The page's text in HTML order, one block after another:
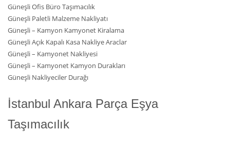
Güneşli Ofis Büro Taşımacılık
Güneşli Paletli Malzeme Nakliyatı
Güneşli – Kamyon Kamyonet Kiralama
Güneşli Açık Kapalı Kasa Nakliye Araclar
Güneşli – Kamyonet Nakliyesi
Güneşli – Kamyonet Kamyon Durakları
Güneşli Nakliyeciler Durağı
İstanbul Ankara Parça Eşya
Taşımacılık